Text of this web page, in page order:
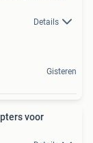
Details
Gisteren
voor